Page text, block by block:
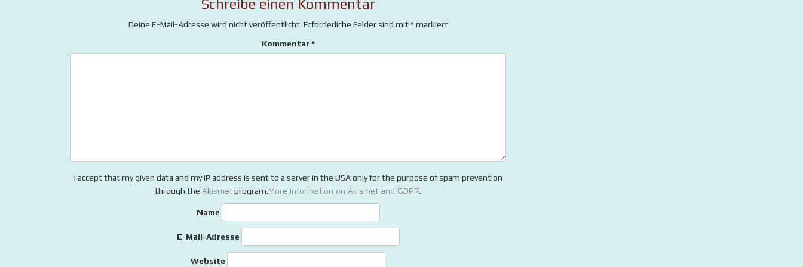
Schreibe einen Kommentar
Deine E-Mail-Adresse wird nicht veröffentlicht. Erforderliche Felder sind mit* markiert
Kommentar*
I accept that my given data and my IP address is sent to a server in the USA only for the purpose of spam prevention
through the Akismetprogram.More information on Akismet and GDPR.
Name
E-Mail-Adresse
Website